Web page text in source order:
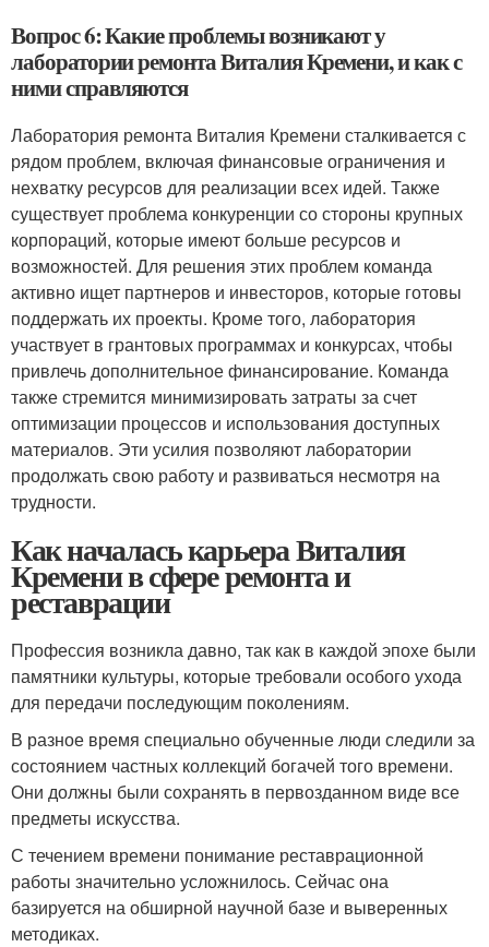
Вопрос 6: Какие проблемы возникают у
лаборатории ремонта Виталия Кремени, и как с
ними справляются
Лаборатория ремонта Виталия Кремени сталкивается с
рядом проблем, включая финансовые ограничения и
нехватку ресурсов для реализации всех идей. Также
существует проблема конкуренции со стороны крупных
корпораций, которые имеют больше ресурсов и
возможностей. Для решения этих проблем команда
активно ищет партнеров и инвесторов, которые готовы
поддержать их проекты. Кроме того, лаборатория
участвует в грантовых программах и конкурсах, чтобы
привлечь дополнительное финансирование. Команда
также стремится минимизировать затраты за счет
оптимизации процессов и использования доступных
материалов. Эти усилия позволяют лаборатории
продолжать свою работу и развиваться несмотря на
трудности.
Как началась карьера Виталия
Кремени в сфере ремонта и
реставрации
Профессия возникла давно, так как в каждой эпохе были
памятники культуры, которые требовали особого ухода
для передачи последующим поколениям.
В разное время специально обученные люди следили за
состоянием частных коллекций богачей того времени.
Они должны были сохранять в первозданном виде все
предметы искусства.
С течением времени понимание реставрационной
работы значительно усложнилось. Сейчас она
базируется на обширной научной базе и выверенных
методиках.